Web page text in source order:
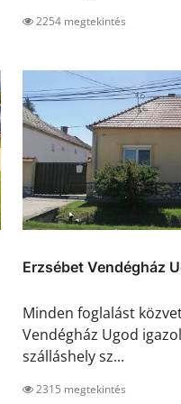
2254 megtekintés
Erzsébet Vendégház
Minden foglalást
Vendégház Ugod
szálláshely sz...
2315 megtekintés